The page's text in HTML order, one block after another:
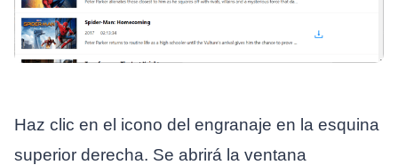
Haz clic en el icono del engranaje en la esquina
superior derecha. Se abrirá la ventana